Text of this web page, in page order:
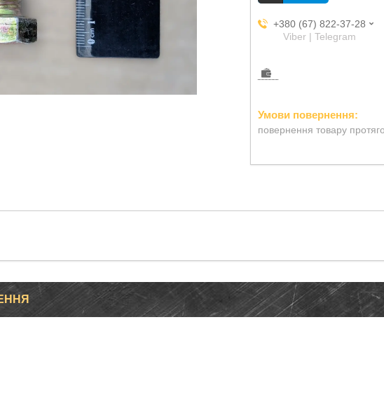
+380 (67) 822-37-28
Viber | Telegram
повернення товару